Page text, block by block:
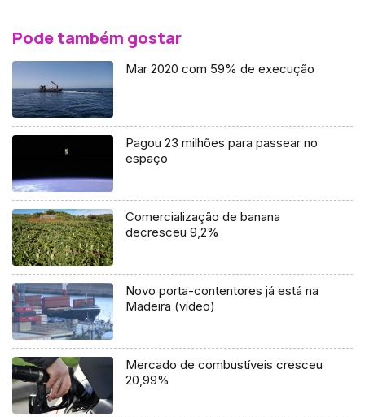
Pode também gostar
Mar 2020 com 59% de execução
Pagou 23 milhões para passear no
espaço
Comercialização de banana
decresceu 9,2%
Novo porta-contentores já está na
Madeira (vídeo)
Mercado de combustíveis cresceu
20,99%